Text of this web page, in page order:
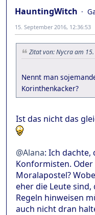
HauntingWitch
15. September 2016, 12:36:53
Zitat von: Nycra am
Nennt man
Korinthenkacker?
Ist das nicht das
@Alana: Ich dachte,
Konformisten.
Moralapostel?
eher die Leute
Regeln hinweisen
auch nicht dran